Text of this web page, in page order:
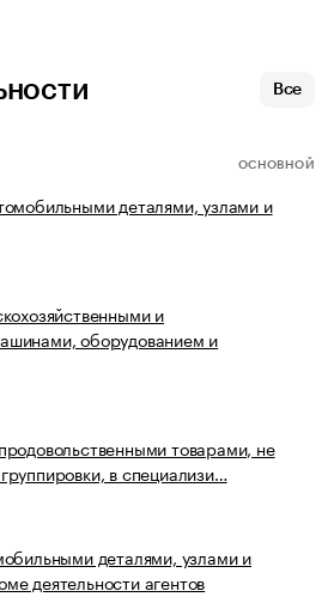
Все
ОСНОВНОЙ
деталями, узлами и
и
оборудованием и
товарами, не
в специализи…
деталями, узлами и
деятельности агентов